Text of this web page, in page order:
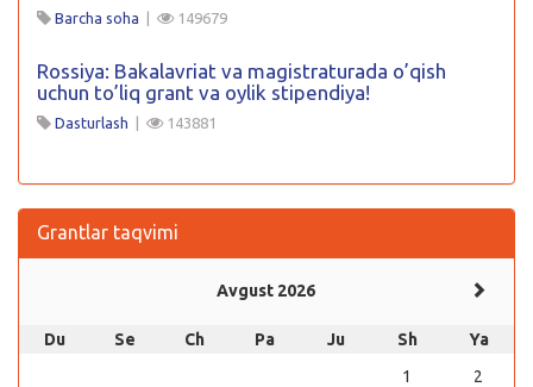
Barcha soha | 149679
Rossiya: Bakalavriat va magistraturada o’qish
uchun to’liq grant va oylik stipendiya!
Dasturlash | 143881
Grantlar taqvimi
Avgust 2026
Du Se Ch Pa Ju Sh
Ya
1
2